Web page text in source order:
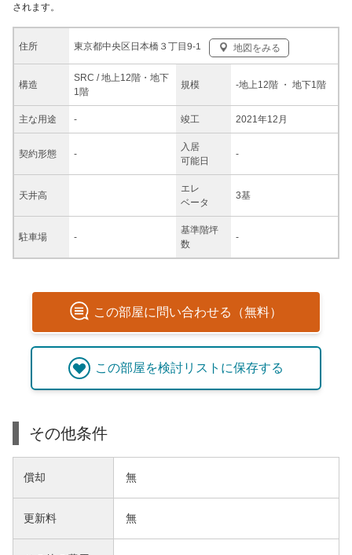
住所 東京都中央区日本橋３丁目9-1 地図をみる
構造
SRC / 地上12階・地下
1階
規模 -地上12階 ・ 地下1階
主な用途 - 竣工 2021年12月
契約形態 -
入居
可能日
-
天井高
エレ
ベータ
3基
駐車場 -
基準階坪
数
-
されます。
この部屋に問い合わせる（無料）
この部屋を検討リストに保存する
その他条件
償却 無
更新料 無